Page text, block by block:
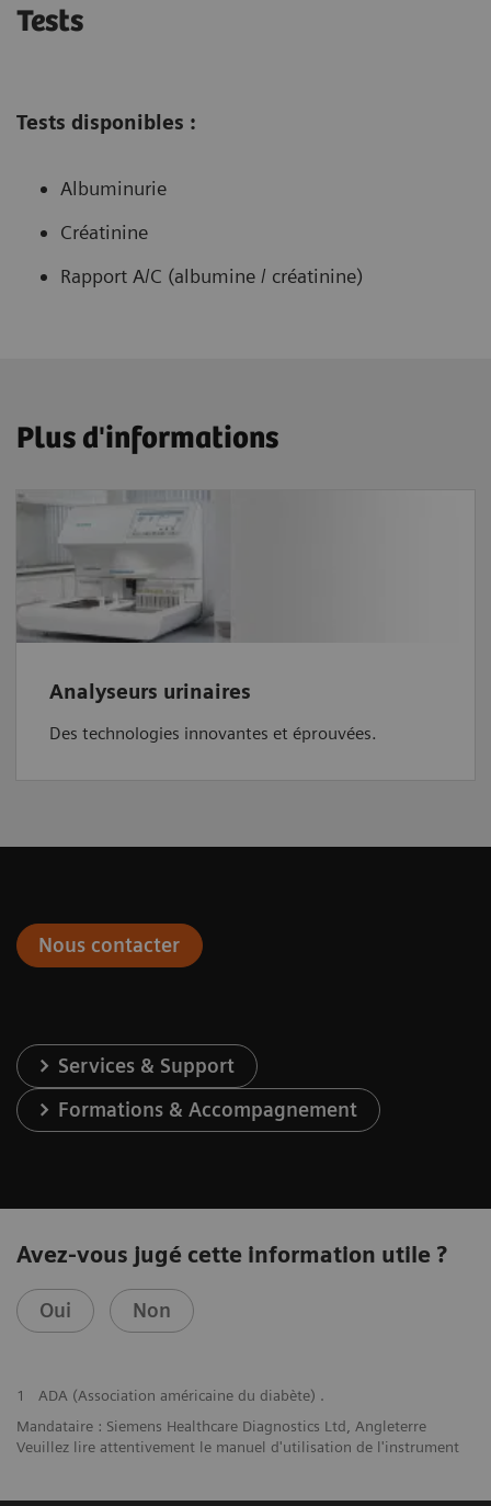
Tests
Tests disponibles :
Albuminurie
Créatinine
Rapport A/C (albumine / créatinine)
Plus d'informations
Analyseurs urinaires
Des technologies innovantes et éprouvées.
Nous contacter
Services & Support
Formations & Accompagnement
Avez-vous jugé cette information utile ?
Oui Non
1
ADA (Association américaine du diabète) .
Mandataire : Siemens Healthcare Diagnostics Ltd, Angleterre
Veuillez lire attentivement le manuel d'utilisation de l'instrument